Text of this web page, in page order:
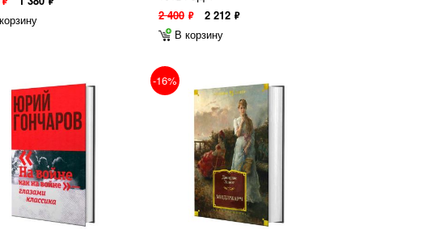
2 400 ф 2 212 ф
В корзину
-16%